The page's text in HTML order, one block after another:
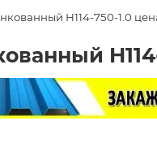
H114-750-1.0